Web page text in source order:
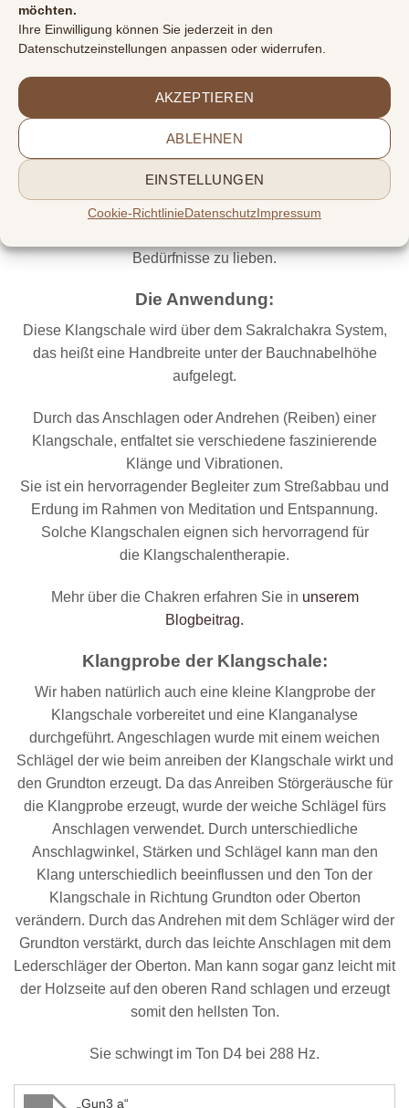
möchten.
Ihre Einwilligung können Sie jederzeit in den
Datenschutzeinstellungen anpassen oder widerrufen.
AKZEPTIEREN
ABLEHNEN
EINSTELLUNGEN
Cookie-RichtlinieDatenschutzImpressum
Um das Sakralchakra wieder in Bewegung zu setzen, ist
es wichtig, sich selbst zu lieben und sich dem vibrierenden
Fluss der Lebensenergie wieder hinzugeben. Man sollte
ein neues Verhältnis zur Sinnlichkeit sowie Lebendigkeit
entwickeln. Dies kann beispielsweise durch Tanz,
Sexualität geschehen. Ebenfalls wichtig ist die
Auseinandersetzung mit Schuld, Scham, Verlegenheit und
Bedürfnisse zu lieben.
Die Anwendung:
Diese Klangschale wird über dem Sakralchakra System,
das heißt eine Handbreite unter der Bauchnabelhöhe
aufgelegt.
Durch das Anschlagen oder Andrehen (Reiben) einer
Klangschale, entfaltet sie verschiedene faszinierende
Klänge und Vibrationen.
Sie ist ein hervorragender Begleiter zum Streßabbau und
Erdung im Rahmen von Meditation und Entspannung.
Solche Klangschalen eignen sich hervorragend für
die Klangschalentherapie.
Mehr über die Chakren erfahren Sie in unserem
Blogbeitrag.
Klangprobe der Klangschale:
Wir haben natürlich auch eine kleine Klangprobe der
Klangschale vorbereitet und eine Klanganalyse
durchgeführt. Angeschlagen wurde mit einem weichen
Schlägel der wie beim anreiben der Klangschale wirkt und
den Grundton erzeugt. Da das Anreiben Störgeräusche für
die Klangprobe erzeugt, wurde der weiche Schlägel fürs
Anschlagen verwendet. Durch unterschiedliche
Anschlagwinkel, Stärken und Schlägel kann man den
Klang unterschiedlich beeinflussen und den Ton der
Klangschale in Richtung Grundton oder Oberton
verändern. Durch das Andrehen mit dem Schläger wird der
Grundton verstärkt, durch das leichte Anschlagen mit dem
Lederschläger der Oberton. Man kann sogar ganz leicht mit
der Holzseite auf den oberen Rand schlagen und erzeugt
somit den hellsten Ton.
Sie schwingt im Ton D4 bei 288 Hz.
„Gun3 a“